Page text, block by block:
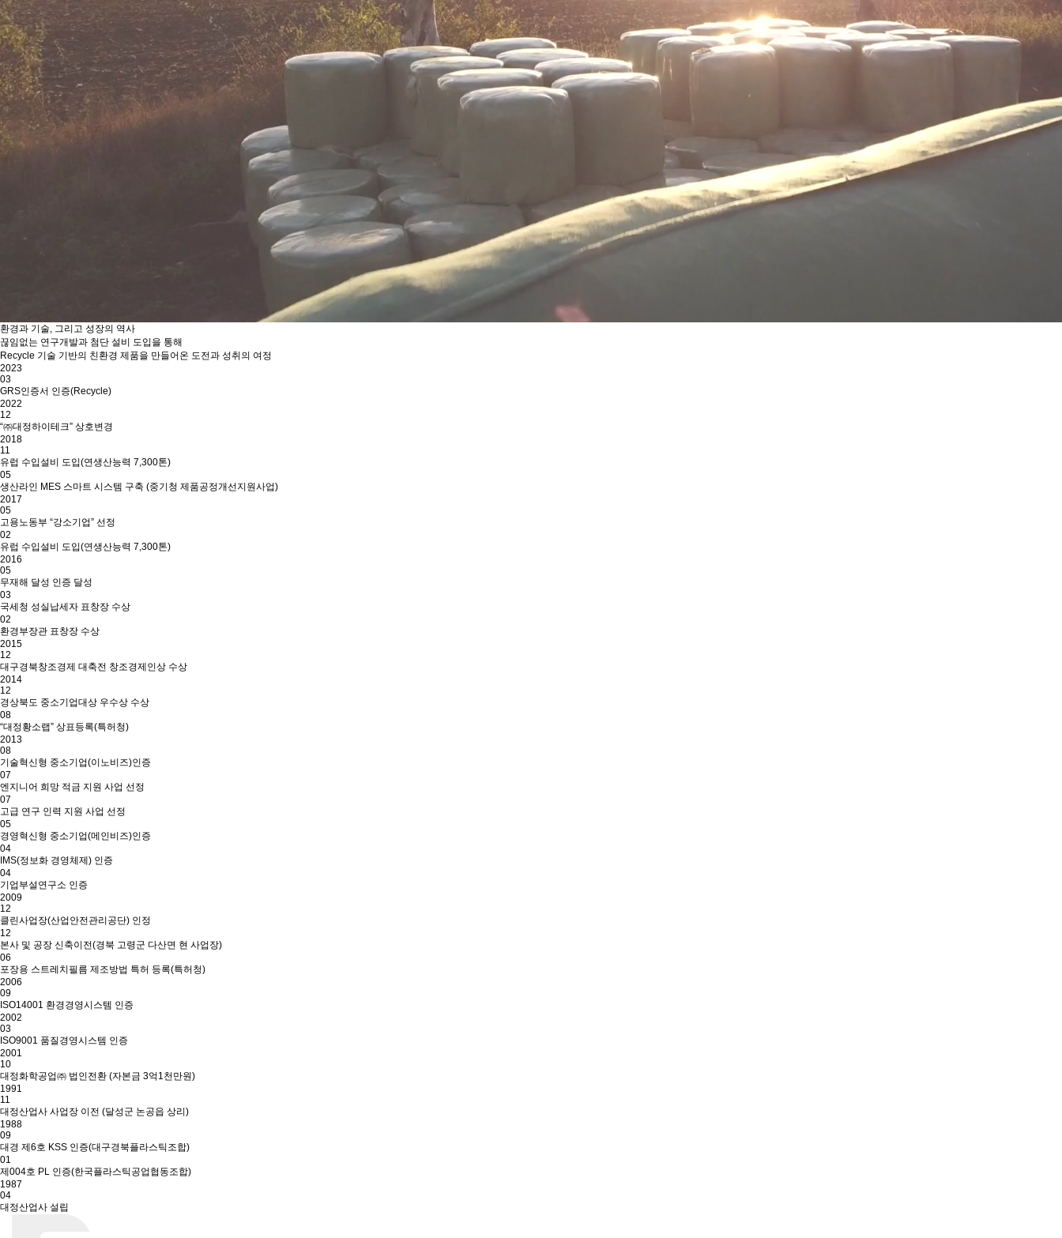
환경과 기술, 그리고 성장의 역사
끊임없는 연구개발과 첨단 설비 도입을 통해
Recycle 기술 기반의 친환경 제품을 만들어온 도전과 성취의 여정
2023
03
GRS인증서 인증(Recycle)
2022
12
“㈜대정하이테크” 상호변경
2018
11
유럽 수입설비 도입(연생산능력 7,300톤)
05
생산라인 MES 스마트 시스템 구축 (중기청 제품공정개선지원사업)
2017
05
고용노동부 “강소기업” 선정
02
유럽 수입설비 도입(연생산능력 7,300톤)
2016
05
무재해 달성 인증 달성
03
국세청 성실납세자 표창장 수상
02
환경부장관 표창장 수상
2015
12
대구경북창조경제 대축전 창조경제인상 수상
2014
12
경상북도 중소기업대상 우수상 수상
08
“대정황소랩” 상표등록(특허청)
2013
08
기술혁신형 중소기업(이노비즈)인증
07
엔지니어 희망 적금 지원 사업 선정
07
고급 연구 인력 지원 사업 선정
05
경영혁신형 중소기업(메인비즈)인증
04
IMS(정보화 경영체제) 인증
04
기업부설연구소 인증
2009
12
클린사업장(산업안전관리공단) 인정
12
본사 및 공장 신축이전(경북 고령군 다산면 현 사업장)
06
포장용 스트레치필름 제조방법 특허 등록(특허청)
2006
09
ISO14001 환경경영시스템 인증
2002
03
ISO9001 품질경영시스템 인증
2001
10
대정화학공업㈜ 법인전환 (자본금 3억1천만원)
1991
11
대정산업사 사업장 이전 (달성군 논공읍 상리)
1988
09
대경 제6호 KSS 인증(대구경북플라스틱조합)
01
제004호 PL 인증(한국플라스틱공업협동조합)
1987
04
대정산업사 설립